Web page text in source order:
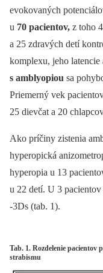
evokovaných
u 70 pacientov, z toho
a 25 zdravých detí
komplexu, jeho
s amblyopiou sa
Priemerný vek
25 dievčat a 20
Ako príčiny zistenia
hyperopická
hyperopia u 13
u 22 detí. U 3
-3Ds (tab. 1).
Tab. 1. Rozdelenie
strabismu